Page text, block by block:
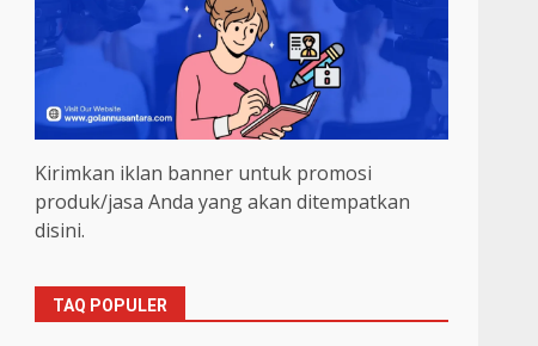
Kirimkan iklan banner untuk promosi
produk/jasa Anda yang akan ditempatkan
disini.
TAQ POPULER